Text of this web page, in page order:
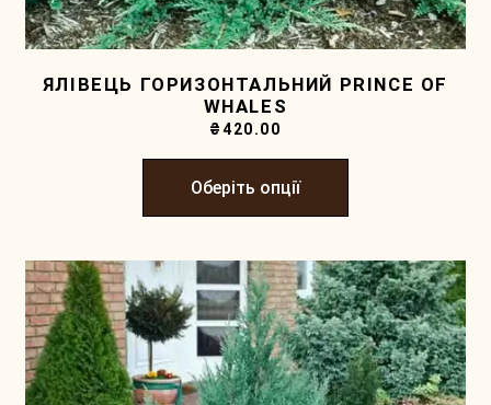
ЯЛІВЕЦЬ ГОРИЗОНТАЛЬНИЙ PRINCE OF
WHALES
₴420.00
Оберіть опції